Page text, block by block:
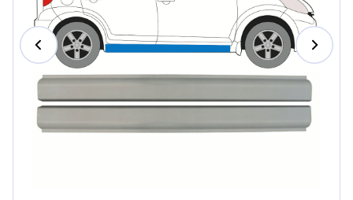
Hrvatski
Português
Slovenian
Latvian